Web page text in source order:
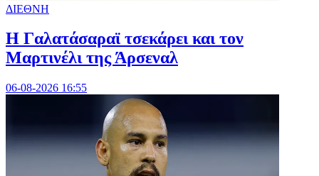
ΔΙΕΘΝΗ
H Γαλατάσαραϊ τσεκάρει και τον
Μαρτινέλι της Άρσεναλ
06-08-2026 16:55